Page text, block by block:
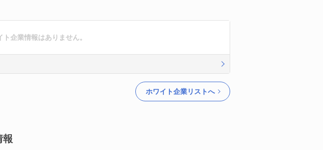
企業情報はありません。
ホワイト企業リストへ
報